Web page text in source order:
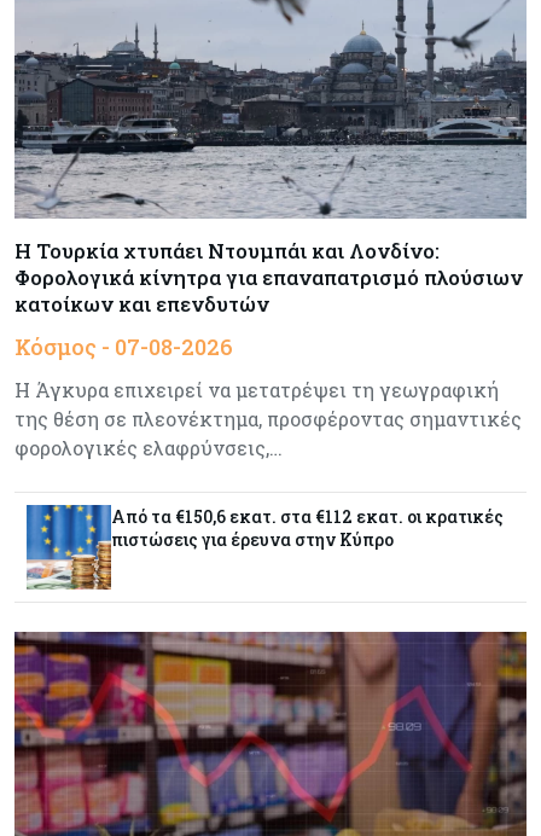
07-08-2026
Τσολάκη: Προτεραιότητα η βελτίωση της
καθημερινότητας μέσω οδικών έργων και
συγκοινωνιών
Ενέργεια 07-08-2026
Δαμιανός για GSI: Θετική εξέλιξη η είσοδος της
Meridiam - Σειρά έχει η μελέτη της ΕΤΕπ
Crypto 07-08-2026
Ελλάδα 07-08-2026
Καλπάζουν τα Airbnb στην Ελλάδα - Σχεδόν
Εμπορεύματα
90/βαρέλι μέχρι να υπάρξουν εξελίξεις στη
Μέση Ανατολή
Κόσμος 07-08-2026
Σαουδική Αραβία, Πακιστάν και Τουρκία
υπογράφουν συμφωνία για αμοιβαία άμυνα
Εμπορεύματα 07-08-2026
Η Τουρκία χτυπάει Ντουμπάι και Λονδίνο:
Φορολογικά κίνητρα για επαναπατρισμό πλούσιων
κατοίκων και επενδυτών
Κόσμος - 07-08-2026
Η Άγκυρα επιχειρεί να μετατρέψει τη γεωγραφική
της θέση σε πλεονέκτημα, προσφέροντας σημαντικές
φορολογικές ελαφρύνσεις,…
Από τα €150,6 εκατ. στα €112 εκατ. οι κρατικές
πιστώσεις για έρευνα στην Κύπρο